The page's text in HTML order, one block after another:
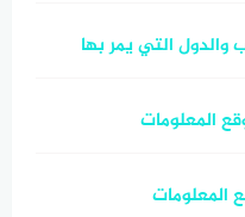
التي يمر بها
المعلومات
المعلومات